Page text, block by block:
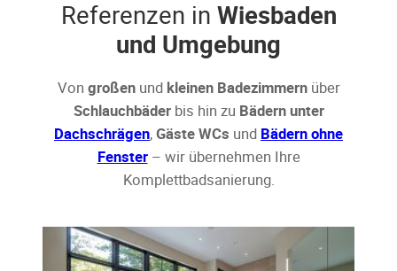
Referenzen in Wiesbaden
und Umgebung
Von großenund kleinen Badezimmernüber
Schlauchbäderbis hin zu Bädern unter
Dachschrägen,Gäste WCs und Bädern ohne
Fenster– wir übernehmen Ihre
Komplettbadsanierung.